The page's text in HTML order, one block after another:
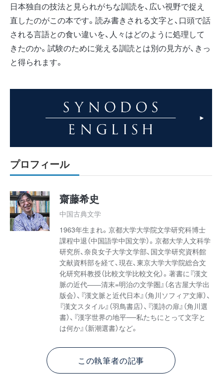
日本独自の技法と見られがちな訓読を、広い視野で捉え
直したのがこの本です。読み書きされる文字と、口頭で話
される言語との食い違いを、人々はどのように処理して
きたのか。試験のために覚える訓読とは別の見方が、きっ
と得られます。
プロフィール
齋藤希史
中国古典文学
1963年生まれ。京都大学大学院文学研究科博士
課程中退（中国語学中国文学）。京都大学人文科学
研究所、奈良女子大学文学部、国文学研究資料館
文献資料部を経て、現在、東京大学大学院総合文
化研究科教授（比較文学比較文化）。著書に『漢文
脈の近代――清末=明治の文学圏』（名古屋大学出
版会）、『漢文脈と近代日本』（角川ソフィア文庫）、
『漢文スタイル』（羽鳥書店）、『漢詩の扉』（角川選
書）、『漢字世界の地平──私たちにとって文字と
は何か』（新潮選書）など。
この執筆者の記事